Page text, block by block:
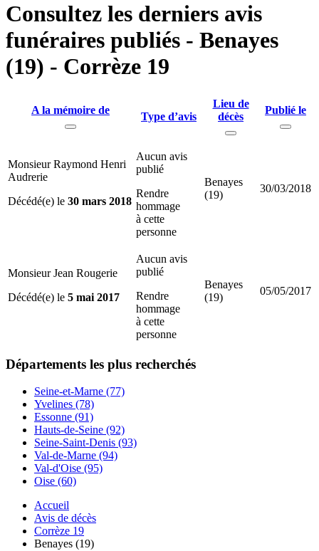
Consultez les derniers avis
funéraires publiés - Benayes
(19) - Corrèze 19
A la mémoire de
Type d’avis
Lieu de
décès
Publié le
Monsieur Raymond Henri
Audrerie
Décédé(e) le 30 mars 2018
Aucun avis
publié
Rendre
hommage
à cette
personne
Benayes
(19)
30/03/2018
Monsieur Jean Rougerie
Décédé(e) le 5 mai 2017
Aucun avis
publié
Rendre
hommage
à cette
personne
Benayes
(19)
05/05/2017
Départements les plus recherchés
Seine-et-Marne (77)
Yvelines (78)
Essonne (91)
Hauts-de-Seine (92)
Seine-Saint-Denis (93)
Val-de-Marne (94)
Val-d'Oise (95)
Oise (60)
Accueil
Avis de décès
Corrèze 19
Benayes (19)